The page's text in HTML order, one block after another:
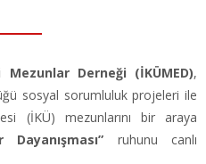
Derneği (İKÜMED),
sosyal sorumluluk projeleri ile
(İKÜ) mezunlarını bir araya
Dayanışması” ruhunu canlı